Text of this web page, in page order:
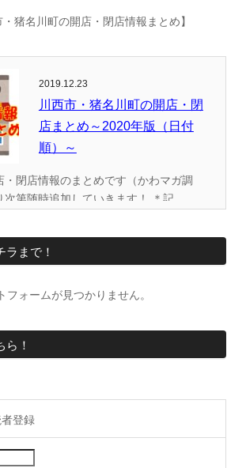
猪名川町の開店・閉店情報まとめ】
2019.12.23
川西市・猪名川町の開店・閉
店まとめ～2020年版（日付
順）～
・閉店情報のまとめです（かわマガ調
第随時追加していきます！ ＊記...
ラまで！
フォームが見つかりません。
ら！
登録